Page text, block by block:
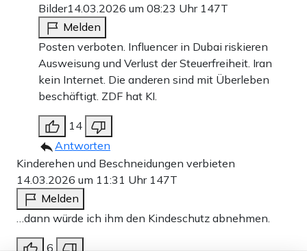
Bilder14.03.2026 um 08:23 Uhr 147T
Melden
Posten verboten. Influencer in Dubai riskieren
Ausweisung und Verlust der Steuerfreiheit. Iran
kein Internet. Die anderen sind mit Überleben
beschäftigt. ZDF hat KI.
14
Antworten
Kinderehen und Beschneidungen verbieten
14.03.2026 um 11:31 Uhr 147T
Melden
…dann würde ich ihm den Kindeschutz abnehmen.
6